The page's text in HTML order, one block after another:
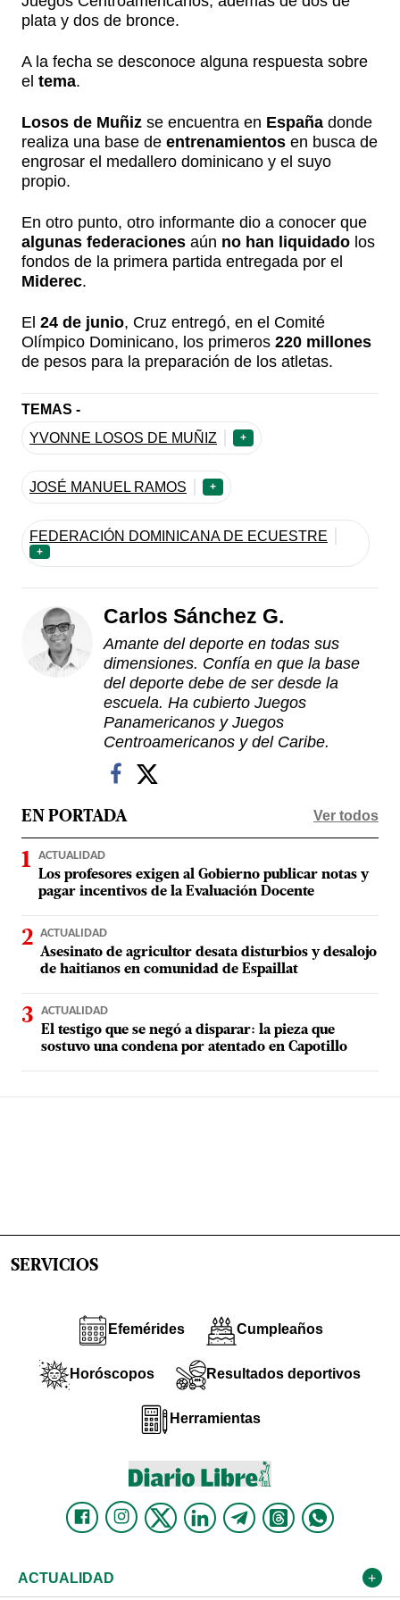
plata y dos de bronce.
A la fecha se desconoce alguna respuesta sobre
el tema.
Losos de Muñiz se encuentra en España donde
realiza una base de entrenamientos en busca de
engrosar el medallero dominicano y el suyo
propio.
En otro punto, otro informante dio a conocer que
algunas federaciones aún no han liquidado los
fondos de la primera partida entregada por el
Miderec.
El 24 de junio, Cruz entregó, en el Comité
Olímpico Dominicano, los primeros 220 millones
de pesos para la preparación de los atletas.
TEMAS -
YVONNE LOSOS DE MUÑIZ
+
JOSÉ MANUEL RAMOS +
FEDERACIÓN DOMINICANA DE ECUESTRE
+
Carlos Sánchez G.
Amante del deporte en todas sus
dimensiones. Confía en que la base
del deporte debe de ser desde la
escuela. Ha cubierto Juegos
Panamericanos y Juegos
Centroamericanos y del Caribe.
EN PORTADA Ver todos
ACTUALIDAD
Los profesores exigen al Gobierno publicar notas y
pagar incentivos de la Evaluación Docente
ACTUALIDAD
Asesinato de agricultor desata disturbios y desalojo
de haitianos en comunidad de Espaillat
ACTUALIDAD
El testigo que se negó a disparar: la pieza que
sostuvo una condena por atentado en Capotillo
SERVICIOS
Efemérides Cumpleaños
Horóscopos Resultados deportivos
Herramientas
ACTUALIDAD